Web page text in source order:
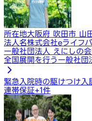
所在地大阪府 吹田市
法人名株式会社eライフ
一般社団法人 えにしの
全国展開を行う一般社団
緊急入院時の駆けつけ 入
連帯保証+1件